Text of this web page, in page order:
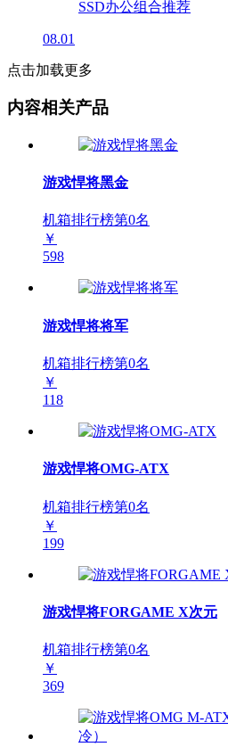
08.01
点击加载更多
内容相关产品
游戏悍将黑金
机箱排行榜第0名
￥
598
游戏悍将将军
机箱排行榜第0名
￥
118
游戏悍将OMG-ATX
机箱排行榜第0名
￥
199
游戏悍将FORGAME X次元
机箱排行榜第0名
￥
369